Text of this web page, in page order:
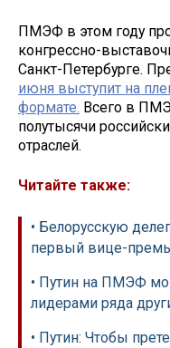
ПМЭФ в этом году
конгрессно-
Санкт-Петербурге.
июня выступит на
формате. Всего в
полутысячи
отраслей.
Читайте также:
• Белорусскую
первый вице-
• Путин на ПМЭФ
лидерами ряда
• Путин: Чтобы